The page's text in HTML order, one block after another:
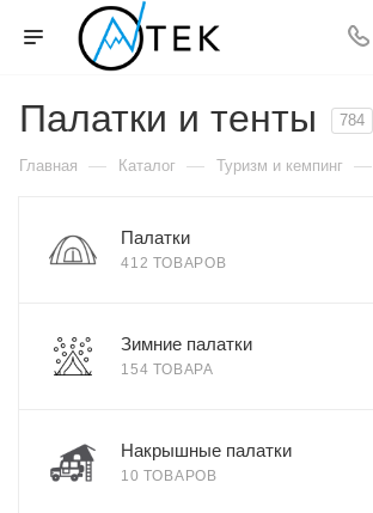
Палатки и тенты 784
Главная — Каталог — Туризм и кемпинг —
Палатки
412 ТОВАРОВ
Зимние палатки
154 ТОВАРА
Накрышные палатки
10 ТОВАРОВ